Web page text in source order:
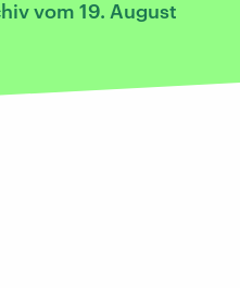
vom 19. August